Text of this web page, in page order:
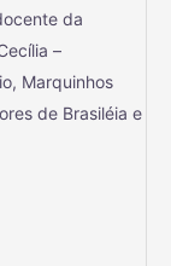
da
–
Marquinhos
de Brasiléia e